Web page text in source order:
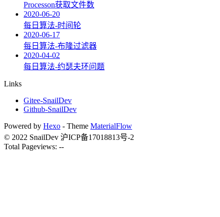
Processon获取文件数
2020-06-20
每日算法-时间轮
2020-06-17
每日算法-布隆过滤器
2020-04-02
每日算法-约瑟夫环问题
Links
Gitee-SnailDev
Github-SnailDev
Powered by Hexo - Theme MaterialFlow
© 2022 SnailDev 沪ICP备17018813号-2
Total Pageviews: --